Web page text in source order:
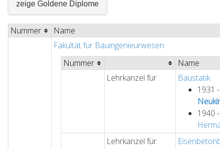
zeige Goldene Diplome
Nummer
Name
Fakultät für Bauingenieurwesen
Nummer
Name
Lehrkanzel für
Baustatik
1931
1940
Lehrkanzel für